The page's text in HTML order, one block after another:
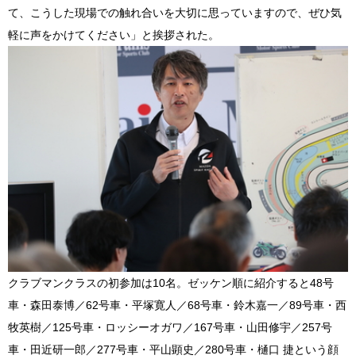
て、こうした現場での触れ合いを大切に思っていますので、ぜひ気
軽に声をかけてください」と挨拶された。
クラブマンクラスの初参加は10名。ゼッケン順に紹介すると48号
車・森田泰博／62号車・平塚寛人／68号車・鈴木嘉一／89号車・西
牧英樹／125号車・ロッシーオガワ／167号車・山田修宇／257号
車・田近研一郎／277号車・平山顕史／280号車・樋口 捷という顔